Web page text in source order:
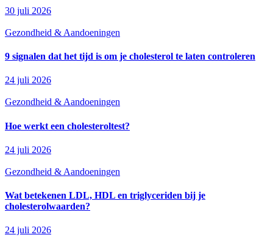
30 juli 2026
Gezondheid & Aandoeningen
9 signalen dat het tijd is om je cholesterol te laten controleren
24 juli 2026
Gezondheid & Aandoeningen
Hoe werkt een cholesteroltest?
24 juli 2026
Gezondheid & Aandoeningen
Wat betekenen LDL, HDL en triglyceriden bij je
cholesterolwaarden?
24 juli 2026